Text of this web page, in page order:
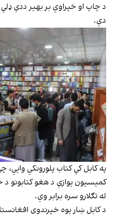
د چاپ او خپراوي بر بهیر ددې
دي.
په کابل کې کتاب پلورونکي وايي،
کمیسیون یوازې د هغو کتابونو د
له تګلارو سره برابر وي.
د کابل ښار یوه خپرندوی